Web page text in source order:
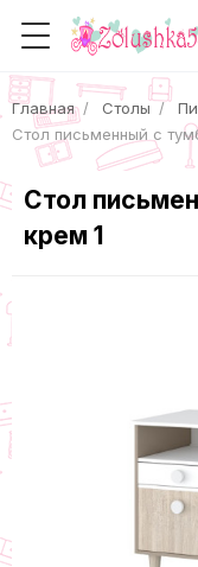
Главная Столы
Стол письменный с
Стол
крем 1